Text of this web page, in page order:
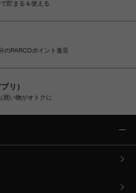
貯まる＆使える
のPARCOポイント進呈
リ）
買い物がオトクに